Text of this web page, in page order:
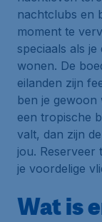
nachtclubs en
moment te
speciaals als
wonen. De
eilanden zijn
ben je gewoon
een tropische
valt, dan zijn
jou. Reserveer
je voordelige
Wat is